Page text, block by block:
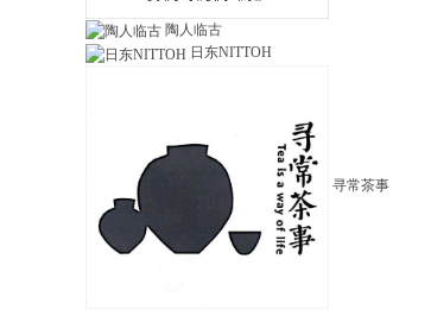
陶人临古
日东NITTOH
寻常茶事